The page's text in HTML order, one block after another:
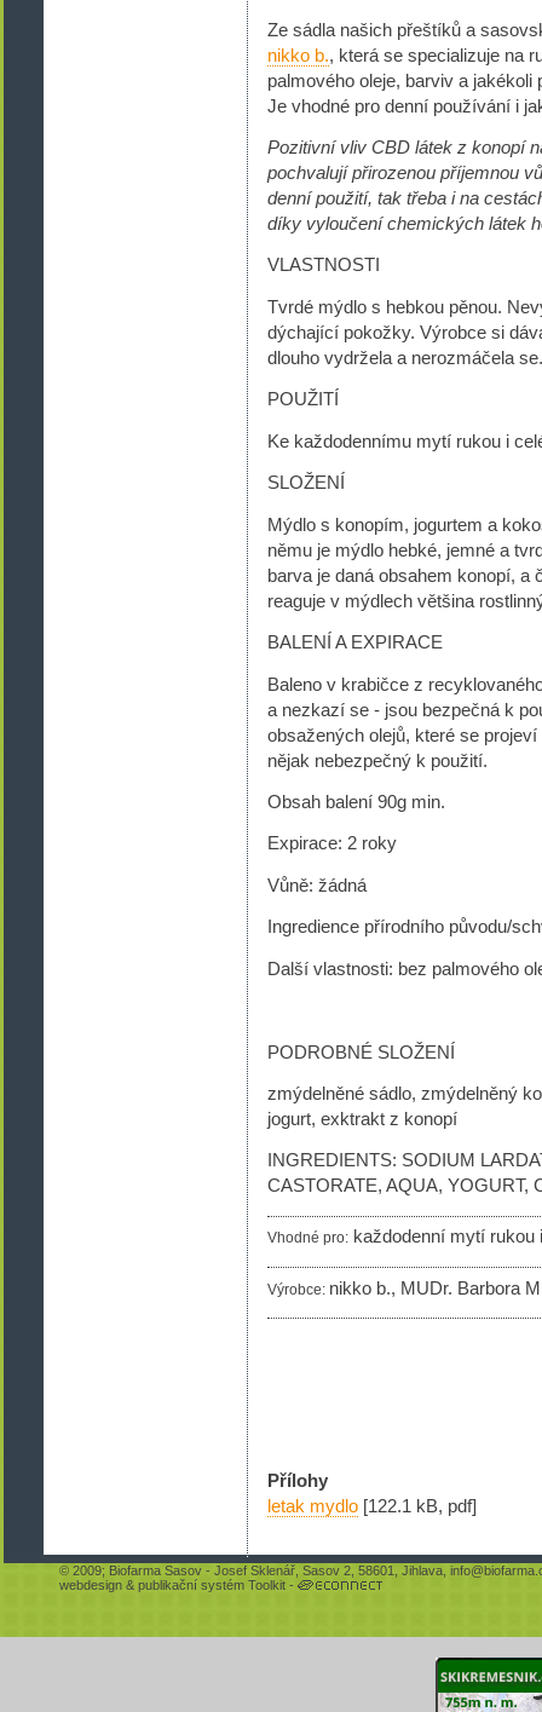
Ze sádla našich přeštíků a
nikko b., která se specializuje na
palmového oleje, barviv a
Je vhodné pro denní používání i
Pozitivní vliv CBD látek z konopí
pochvalují přirozenou příjemnou
denní použití, tak třeba i na
díky vyloučení chemických látek
VLASTNOSTI
Tvrdé mýdlo s hebkou pěnou.
dýchající pokožky. Výrobce si
dlouho vydržela a nerozmáčela se.
POUŽITÍ
Ke každodennímu mytí rukou i
SLOŽENÍ
Mýdlo s konopím, jogurtem a
němu je mýdlo hebké, jemné a
barva je daná obsahem konopí, a
reaguje v mýdlech většina
BALENÍ A EXPIRACE
Baleno v krabičce z
a nezkazí se - jsou bezpečná k
obsažených olejů, které se
nějak nebezpečný k použití.
Obsah balení 90g min.
Expirace: 2 roky
Vůně: žádná
Ingredience přírodního původu/
Další vlastnosti: bez palmového
PODROBNÉ SLOŽENÍ
zmýdelněné sádlo, zmýdelněný
jogurt, exktrakt z konopí
INGREDIENTS: SODIUM
CASTORATE, AQUA, YOGURT,
Vhodné pro: každodenní mytí rukou
Výrobce: nikko b., MUDr. Barbora
Přílohy
letak mydlo [122.1 kB, pdf]
© 2009; Biofarma Sasov - Josef Sklenář, Sasov 2, 58601, Jihlava,
webdesign & publikační systém Toolkit -